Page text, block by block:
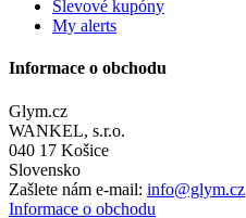
Slevové kupóny
My alerts
Informace o obchodu
Glym.cz
WANKEL, s.r.o.
040 17 Košice
Slovensko
Zašlete nám e-mail: info@glym.cz
Informace o obchodu